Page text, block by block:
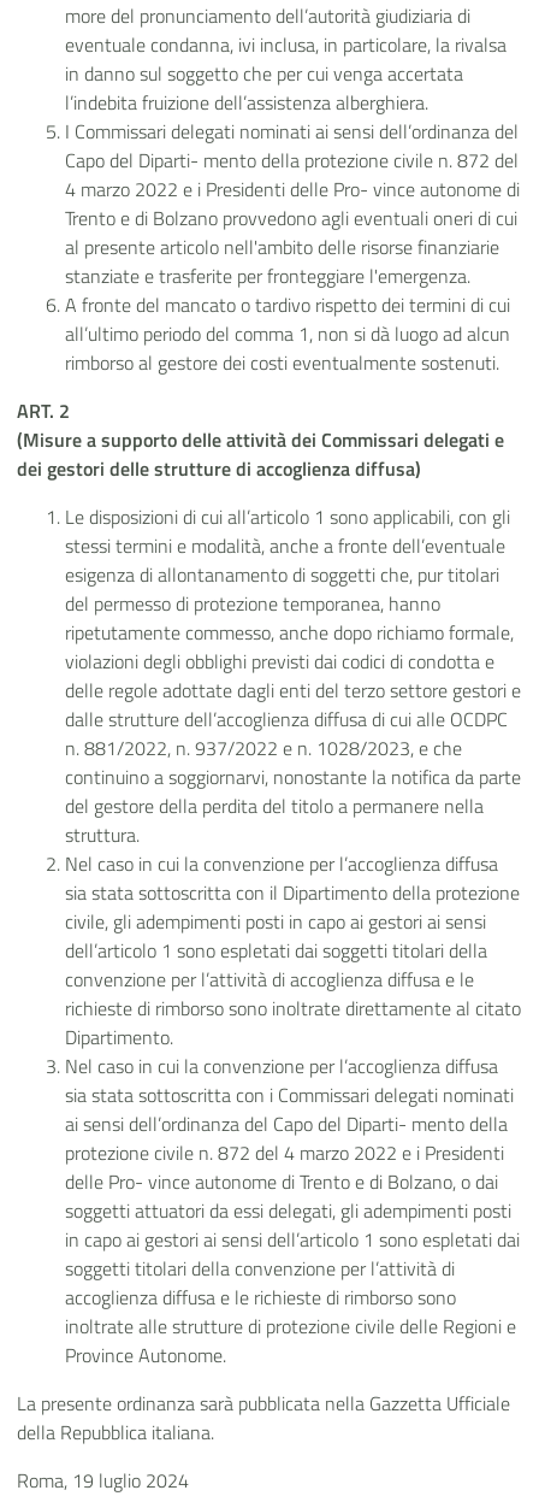
more del pronunciamento dell’autorità giudiziaria di
eventuale condanna, ivi inclusa, in particolare, la rivalsa
in danno sul soggetto che per cui venga accertata
l’indebita fruizione dell’assistenza alberghiera.
I Commissari delegati nominati ai sensi dell’ordinanza del
Capo del Diparti- mento della protezione civile n. 872 del
4 marzo 2022 e i Presidenti delle Pro- vince autonome di
Trento e di Bolzano provvedono agli eventuali oneri di cui
al presente articolo nell'ambito delle risorse finanziarie
stanziate e trasferite per fronteggiare l'emergenza.
A fronte del mancato o tardivo rispetto dei termini di cui
all’ultimo periodo del comma 1, non si dà luogo ad alcun
rimborso al gestore dei costi eventualmente sostenuti.
ART. 2
(Misurea supporto delle attività dei Commissari delegati e
dei gestori delle strutture di accoglienza diffusa)
Le disposizioni di cui all’articolo 1 sono applicabili, con gli
stessi termini e modalità, anche a fronte dell’eventuale
esigenza di allontanamento di soggetti che, pur titolari
del permesso di protezione temporanea, hanno
ripetutamente commesso, anche dopo richiamo formale,
violazioni degli obblighi previsti dai codici di condotta e
delle regole adottate dagli enti del terzo settore gestori e
dalle strutture dell’accoglienza diffusa di cui alle OCDPC
n. 881/2022, n. 937/2022 e n. 1028/2023, e che
continuino a soggiornarvi, nonostante la notifica da parte
del gestore della perdita del titolo a permanere nella
struttura.
Nel caso in cui la convenzione per l’accoglienza diffusa
sia stata sottoscritta con il Dipartimento della protezione
civile, gli adempimenti posti in capo ai gestori ai sensi
dell’articolo 1 sono espletati dai soggetti titolari della
convenzione per l’attività di accoglienza diffusa e le
richieste di rimborso sono inoltrate direttamente al citato
Dipartimento.
Nel caso in cui la convenzione per l’accoglienza diffusa
sia stata sottoscritta con i Commissari delegati nominati
ai sensi dell’ordinanza del Capo del Diparti- mento della
protezione civile n. 872 del 4 marzo 2022 e i Presidenti
delle Pro- vince autonome di Trento e di Bolzano, o dai
soggetti attuatori da essi delegati, gli adempimenti posti
in capo ai gestori ai sensi dell’articolo 1 sono espletati dai
soggetti titolari della convenzione per l’attività di
accoglienza diffusa e le richieste di rimborso sono
inoltrate alle strutture di protezione civile delle Regioni e
Province Autonome.
La presente ordinanza sarà pubblicata nella Gazzetta Ufficiale
della Repubblica italiana.
Roma, 19 luglio 2024